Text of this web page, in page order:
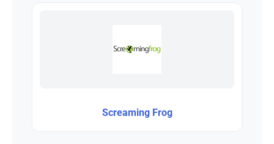
Screaming Frog